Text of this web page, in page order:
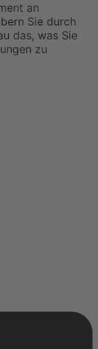
an
Sie durch
das, was Sie
zu